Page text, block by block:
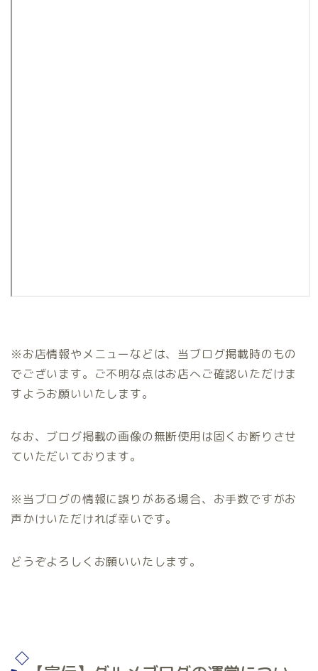
※お店情報やメニューなどは、当ブログ掲載時のもの
でございます。ご不明な点はお店へご確認いただけま
すようお願いいたします。
なお、ブログ掲載の画像の無断使用は固くお断りさせ
ていただいております。
※当ブログの情報に誤りがある場合、お手数ですがお
声かけいただければ幸いです。
どうぞよろしくお願いいたします。